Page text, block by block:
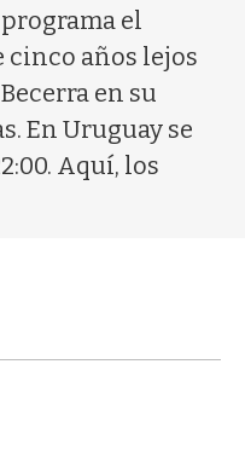
el
cinco años lejos
en su
En Uruguay se
Aquí, los